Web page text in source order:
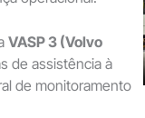
VASP 3 (Volvo
de assistência à
de monitoramento